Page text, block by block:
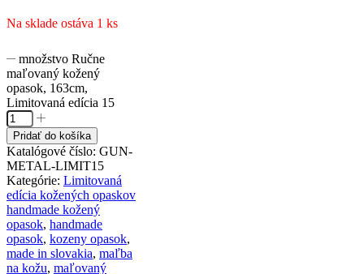
Na sklade ostáva 1 ks
množstvo Ručne
maľovaný kožený
opasok, 163cm,
Limitovaná edícia 15
Pridať do košíka
Katalógové číslo: GUN-
METAL-LIMIT15
Kategórie: Limitovaná
edícia kožených opaskov
handmade kožený
opasok, handmade
opasok, kozeny opasok,
made in slovakia, maľba
na kožu, maľovaný